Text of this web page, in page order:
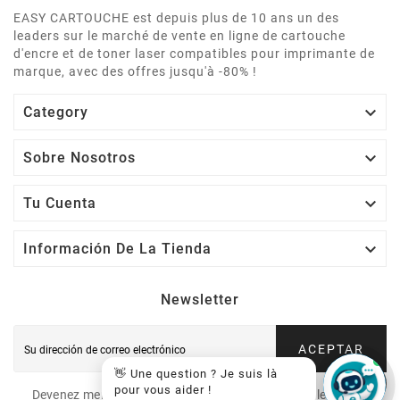
EASY CARTOUCHE est depuis plus de 10 ans un des
leaders sur le marché de vente en ligne de cartouche
d'encre et de toner laser compatibles pour imprimante de
marque, avec des offres jusqu'à -80% !
Category 
Sobre Nosotros 
Tu Cuenta 
Información De La Tienda 
Newsletter
ACEPTAR
Devenez membre VIP et recevez nos offres spéciales (code
👋 Une question ? Je suis là
pour vous aider !